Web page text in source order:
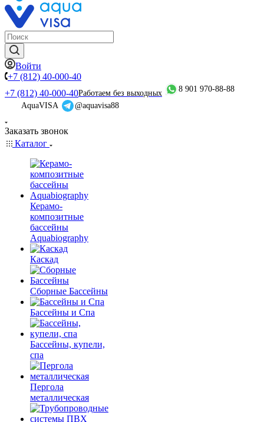
Войти
+7 (812) 40-000-40
+7 (812) 40-000-40Работаем без выходных
8 901 970-88-88
AquaVISA
@aquavisa88
Заказать звонок
Каталог
Керамо-
композитные
бассейны
Aquabiography
Каскад
Сборные Бассейны
Бассейны и Спа
Бассейны, купели,
спа
Пергола
металлическая